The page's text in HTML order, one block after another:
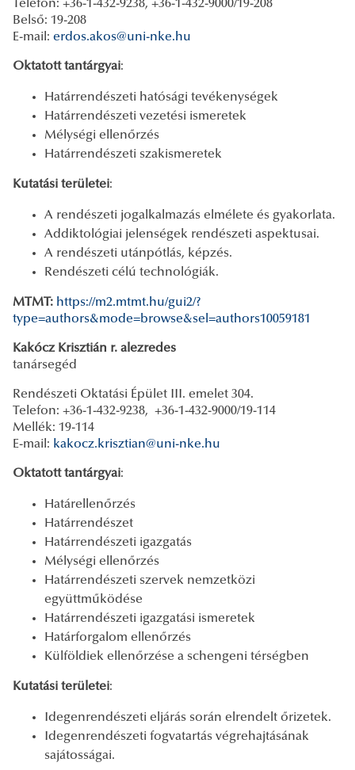
Telefon: +36-1-432-9238, +36-1-432-9000/19-208
Belső: 19-208
E-mail: erdos.akos@uni-nke.hu
Oktatott tantárgyai:
Határrendészeti hatósági tevékenységek
Határrendészeti vezetési ismeretek
Mélységi ellenőrzés
Határrendészeti szakismeretek
Kutatási területei:
A rendészeti jogalkalmazás elmélete és gyakorlata.
Addiktológiai jelenségek rendészeti aspektusai.
A rendészeti utánpótlás, képzés.
Rendészeti célú technológiák.
MTMT: https://m2.mtmt.hu/gui2/?
type=authors&mode=browse&sel=authors10059181
Kakócz Krisztián r. alezredes
tanársegéd
Rendészeti Oktatási Épület III. emelet 304.
Telefon: +36-1-432-9238, +36-1-432-9000/19-114
Mellék: 19-114
E-mail: kakocz.krisztian@uni-nke.hu
Oktatott tantárgyai:
Határellenőrzés
Határrendészet
Határrendészeti igazgatás
Mélységi ellenőrzés
Határrendészeti szervek nemzetközi
együttműködése
Határrendészeti igazgatási ismeretek
Határforgalom ellenőrzés
Külföldiek ellenőrzése a schengeni térségben
Kutatási területei:
Idegenrendészeti eljárás során elrendelt őrizetek.
Idegenrendészeti fogvatartás végrehajtásának
sajátosságai.